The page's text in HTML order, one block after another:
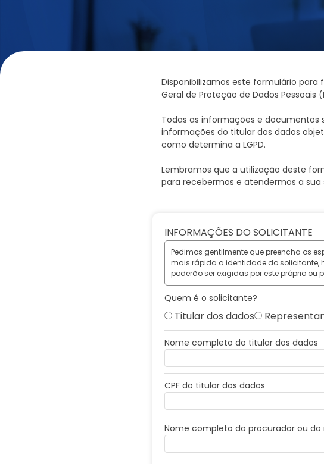
Disponibilizamos este formulário para
Geral de Proteção de Dados Pessoais
Todas as informações e
informações do titular dos dados
como determina a LGPD.
Lembramos que a utilização deste
para recebermos e atendermos a sua
INFORMAÇÕES DO SOLICITANTE
Pedimos gentilmente que preencha os
mais rápida a identidade do solicitante,
poderão ser exigidas por este próprio ou
Quem é o solicitante?
Titular dos dados
Nome completo do titular dos dados
CPF do titular dos dados
Nome completo do procurador ou